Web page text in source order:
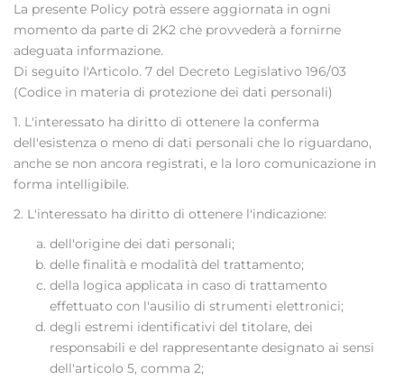
La presente Policy potrà essere aggiornata in ogni
momento da parte di 2K2 che provvederà a fornirne
adeguata informazione.
Di seguito l'Articolo. 7 del Decreto Legislativo 196/03
(Codice in materia di protezione dei dati personali)
1. L'interessato ha diritto di ottenere la conferma
dell'esistenza o meno di dati personali che lo riguardano,
anche se non ancora registrati, e la loro comunicazione in
forma intelligibile.
2. L'interessato ha diritto di ottenere l'indicazione:
dell'origine dei dati personali;
delle finalità e modalità del trattamento;
della logica applicata in caso di trattamento
effettuato con l'ausilio di strumenti elettronici;
degli estremi identificativi del titolare, dei
responsabili e del rappresentante designato ai sensi
dell'articolo 5, comma 2;